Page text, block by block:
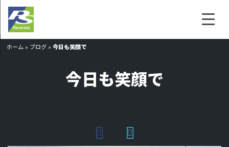
ホーム » ブログ »今日も笑顔で
今日も笑顔で